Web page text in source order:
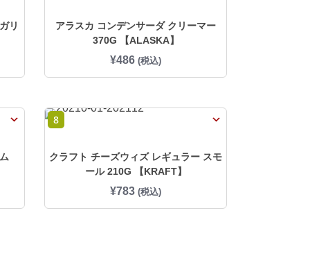
リ
アラスカ コンデンサーダ クリーマー
370G 【ALASKA】
¥486 (税込)
8
クラフト チーズウィズ レギュラー スモ
ール 210G 【KRAFT】
¥783 (税込)